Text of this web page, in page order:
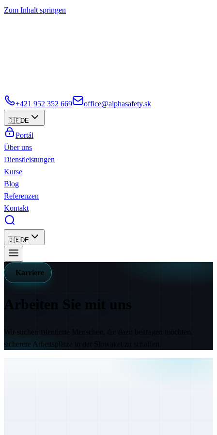
Zum Inhalt springen
+421 952 352 669 office@alphasafety.sk
🇩🇪DE
Portál
Über uns
Dienstleistungen
Kurse
Blog
Referenzen
Kontakt
🇩🇪DE
Karriere
Arbeiten Sie mit uns
Wir suchen talentierte Menschen, die dazu beitragen möchten,
sicherere Arbeitsplätze in der Slowakei zu schaffen.